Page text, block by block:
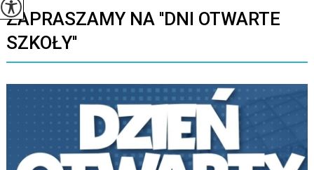
ZAPRASZAMY NA ''DNI OTWARTE
SZKOŁY''